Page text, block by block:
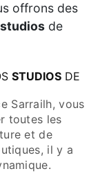
offrons des
studios de
STUDIOS DE
Sarrailh, vous
toutes les
et de
il y a